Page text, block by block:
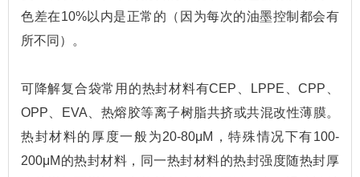
色差在10%以内是正常的（因为每次的油墨控制都会有
所不同）。
可降解复合袋常用的热封材料有CEP、LPPE、CPP、
OPP、EVA、热熔胶等离子树脂共挤或共混改性薄膜。
热封材料的厚度一般为20-80μM，特殊情况下有100-
200μM的热封材料，同一热封材料的热封强度随热封厚